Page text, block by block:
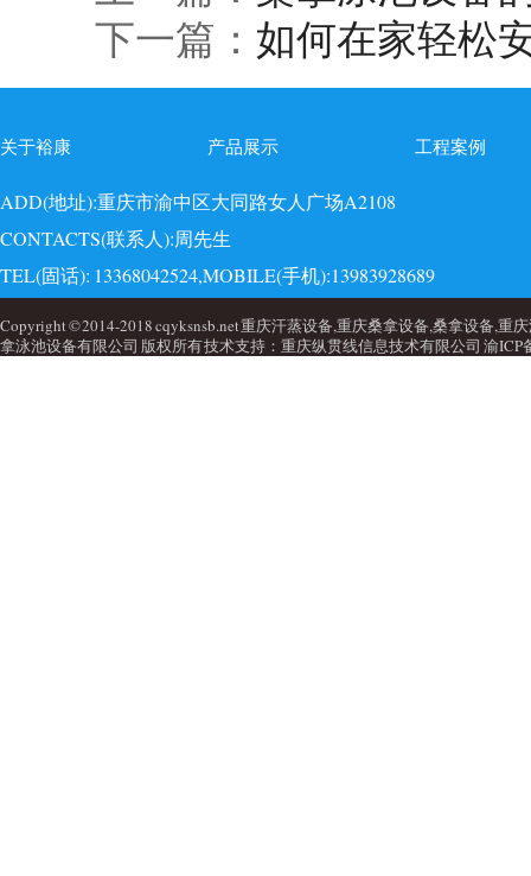
下一篇： 如何在家轻松
关于裕康 产品展示 工程案例
ADD(地址):重庆市渝中区大同路女人广场A2108
CONTACTS(联系人):周先生
TEL(固话): 13368042524,MOBILE(手机):13983928689
Copyright © 2014-2018 cqyksnsb.net 重庆汗蒸设备,重庆桑拿设备,桑拿设备,重
拿泳池设备有限公司 版权所有 技术支持：重庆纵贯线信息技术有限公司 渝ICP